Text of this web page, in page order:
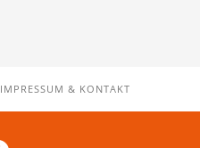
IMPRESSUM & KONTAKT